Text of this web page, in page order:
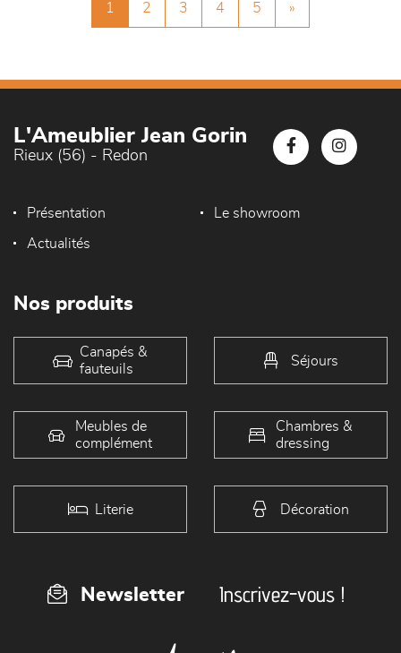
1 2 3 4 5 »
L'Ameublier Jean Gorin
Rieux (56) - Redon
Présentation Le showroom
Actualités
Nos produits
Canapés &
fauteuils
Séjours
Meubles de
complément
Chambres &
dressing
Literie Décoration
Newsletter Inscrivez-vous !